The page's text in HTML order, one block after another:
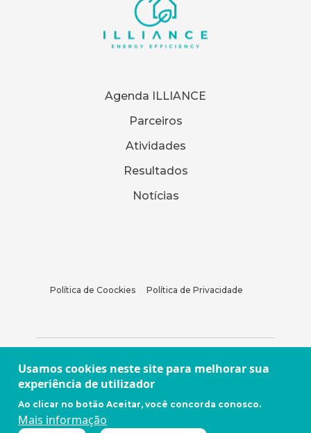
Agenda ILLIANCE
Parceiros
Atividades
Resultados
Notícias
Política de Coockies Política de Privacidade
Usamos cookies neste site para melhorar sua
experiência de utilizador
Ao clicar no botão Aceitar, você concorda conosco.
Mais informação